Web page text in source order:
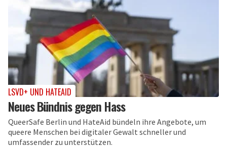
LSVD+ UND HATEAID
Neues Bündnis gegen Hass
QueerSafe Berlin und HateAid bündeln ihre Angebote, um
queere Menschen bei digitaler Gewalt schneller und
umfassender zu unterstützen.